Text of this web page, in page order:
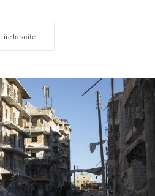
Lire la suite